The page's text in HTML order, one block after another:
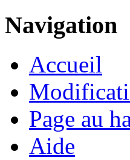
Navigation
Accueil
Page au
Aide